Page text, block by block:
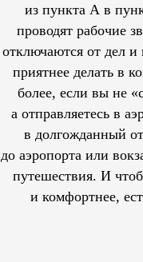
из пункта А в
проводят рабочие
отключаются от дел и
приятнее делать в
более, если вы не
а отправляетесь в
в долгожданный
до аэропорта или
путешествия. И
и комфортнее,